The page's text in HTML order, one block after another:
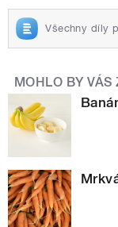
Všechny díly
MOHLO BY VÁS